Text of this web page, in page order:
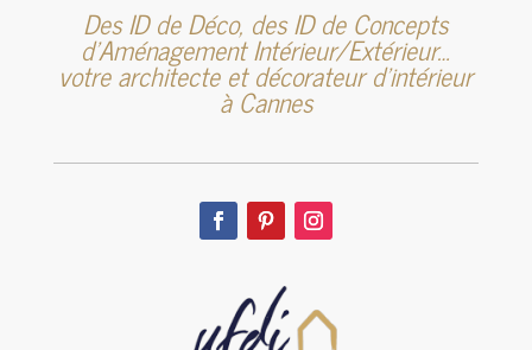
Des ID de Déco, des ID de Concepts
d’Aménagement Intérieur/Extérieur…
votre architecte et décorateur d’intérieur
à Cannes